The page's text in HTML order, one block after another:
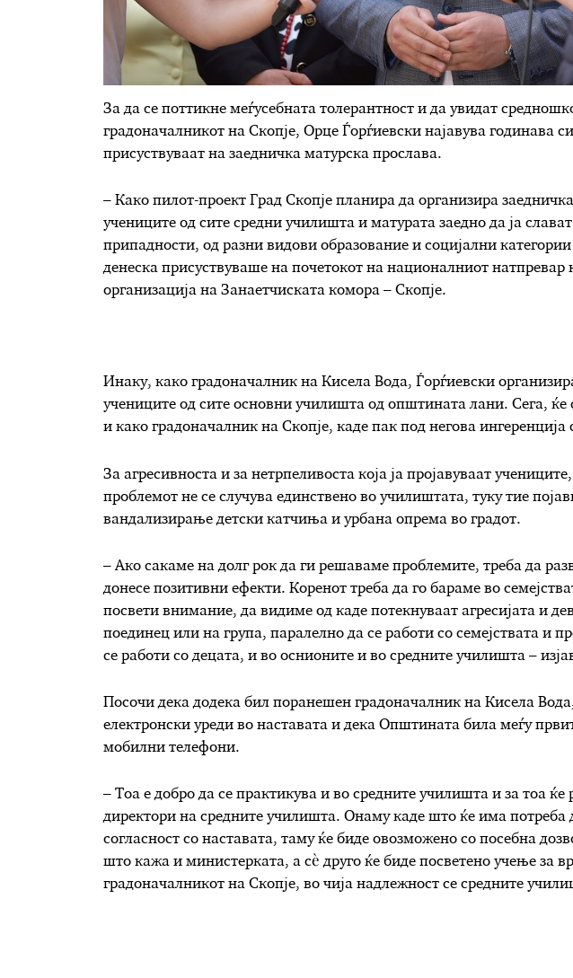
За да се поттикне меѓусебната толерантност и да увидат
градоначалникот на Скопје, Орце Ѓорѓиевски најавува годинава
присуствуваат на заедничка матурска прослава.
– Како пилот-проект Град Скопје планира да организира
учениците од сите средни училишта и матурата заедно да ја
припадности, од разни видови образование и социјални категории
денеска присуствуваше на почетокот на националниот
организација на Занаетчиската комора – Скопје.
Инаку, како градоначалник на Кисела Вода, Ѓорѓиевски
учениците од сите основни училишта од општината лани. Сега, ќе
и како градоначалник на Скопје, каде пак под негова ингеренција
За агресивноста и за нетрпеливоста која ја пројавуваат
проблемот не се случува единствено во училиштата, туку тие
вандализирање детски катчиња и урбана опрема во градот.
– Ако сакаме на долг рок да ги решаваме проблемите, треба да
донесе позитивни ефекти. Коренот треба да го бараме во
посвети внимание, да видиме од каде потекнуваат агресијата и
поединец или на група, паралелно да се работи со семејствата и
се работи со децата, и во оснионите и во средните училишта –
Посочи дека додека бил поранешен градоначалник на Кисела
електронски уреди во наставата и дека Општината била меѓу
мобилни телефони.
– Тоа е добро да се практикува и во средните училишта и за тоа ќе
директори на средните училишта. Онаму каде што ќе има потреба
согласност со наставата, таму ќе биде овозможено со посебна
што кажа и министерката, а сè друго ќе биде посветено учење за
градоначалникот на Скопје, во чија надлежност се средните